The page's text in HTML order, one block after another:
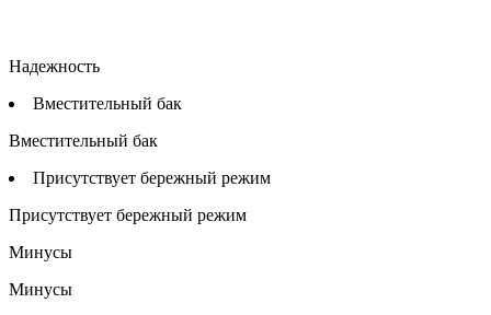
Надежность
Вместительный бак
Вместительный бак
Присутствует бережный режим
Присутствует бережный режим
Минусы
Минусы